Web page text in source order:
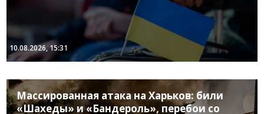
10.08.2026, 15:31
Массированная атака на Харьков: били
«Шахеды» и «Бандероль», перебои со